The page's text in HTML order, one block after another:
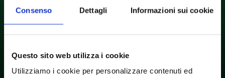
Consenso Dettagli Informazioni sui cookie
Questo sito web utilizza i cookie
Utilizziamo i cookie per personalizzare contenuti ed